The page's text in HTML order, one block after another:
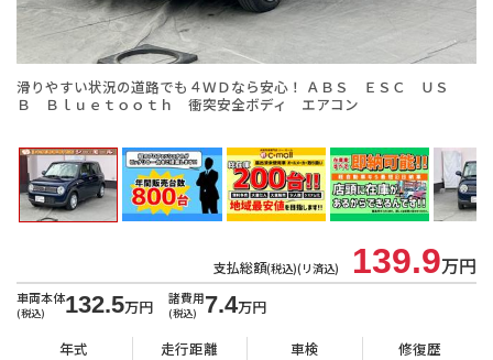
滑りやすい状況の道路でも４ＷＤなら安心！ ＡＢＳ ＥＳＣ ＵＳ
Ｂ Ｂｌｕｅｔｏｏｔｈ 衝突安全ボディ エアコン
支払総額(税込)(リ済込) 139.9万円
車両本体
(税込) 132.5万円 諸費用
(税込) 7.4万円
年式
走行距離
車検
修復歴